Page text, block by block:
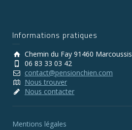
Informations pratiques
Chemin du Fay 91460 Marcoussis
06 83 33 03 42
contact@pensionchien.com
Nous trouver
Nous contacter
Mentions légales